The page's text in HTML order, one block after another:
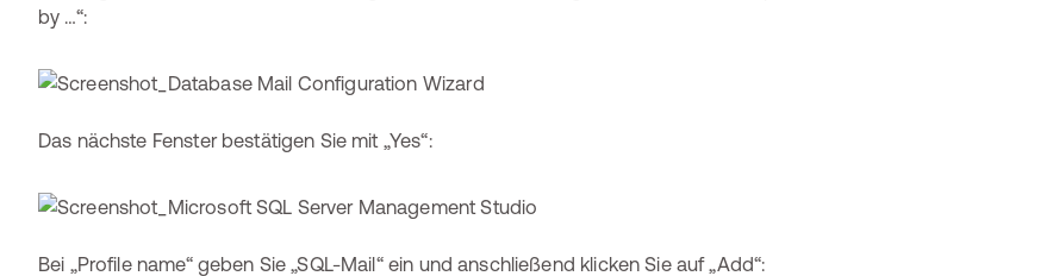
by …“:
Das nächste Fenster bestätigen Sie mit „Yes“:
Bei „Profile name“ geben Sie „SQL-Mail“ ein und anschließend klicken Sie auf „Add“: